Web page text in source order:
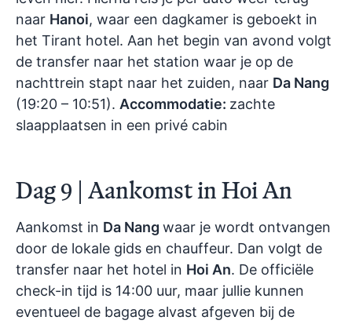
naar Hanoi, waar een dagkamer is geboekt in
het Tirant hotel. Aan het begin van avond volgt
de transfer naar het station waar je op de
nachttrein stapt naar het zuiden, naar Da Nang
(19:20 – 10:51). Accommodatie: zachte
slaapplaatsen in een privé cabin
Dag 9 | Aankomst in Hoi An
Aankomst in Da Nang waar je wordt ontvangen
door de lokale gids en chauffeur. Dan volgt de
transfer naar het hotel in Hoi An. De officiële
check-in tijd is 14:00 uur, maar jullie kunnen
eventueel de bagage alvast afgeven bij de